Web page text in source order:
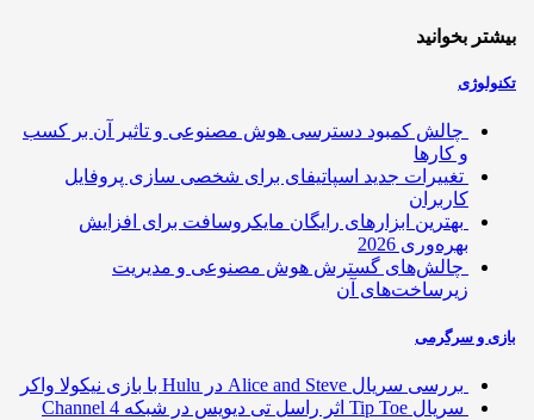
بخوانید
چالش کمبود دسترسی هوش مصنوعی و تاثیر آن بر کسب
و کارها
تغییرات جدید اسپاتیفای برای شخصی سازی پروفایل
کاربران
بهترین ابزارهای رایگان مایکروسافت برای افزایش
بهره‌وری 2026
چالش‌های گسترش هوش مصنوعی و مدیریت
زیرساخت‌های آن
و سرگرمی
بررسی سریال Alice and Steve در Hulu با بازی نیکولا واکر
سریال Tip Toe اثر راسل تی دیویس در شبکه Channel 4